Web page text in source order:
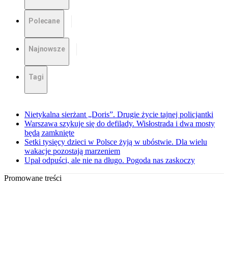
Polecane
Najnowsze
Tagi
Nietykalna sierżant „Doris”. Drugie życie tajnej policjantki
Warszawa szykuje się do defilady. Wisłostrada i dwa mosty
będą zamknięte
Setki tysięcy dzieci w Polsce żyją w ubóstwie. Dla wielu
wakacje pozostają marzeniem
Upał odpuści, ale nie na długo. Pogoda nas zaskoczy
Promowane treści